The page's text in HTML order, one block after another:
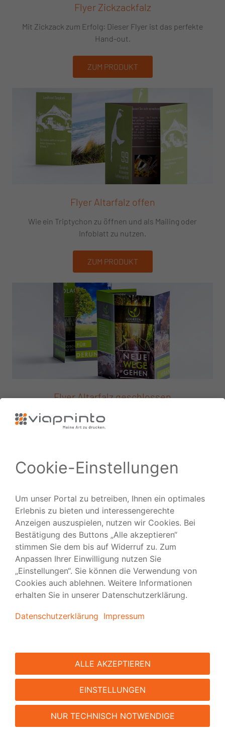
Flyer Zickzackfalz
Mit Zickzack zum Erfolg: Dieser Flyer ist das perfekte
Hand-out.
ZUM PRODUKT
Flyer Altarfalz offen
Wie ein Triptychon zu öffnen und als Mailing oder
Infoblatt zu nutzen.
ZUM PRODUKT
Flyer Altarfalz geschlossen
Die außergewöhnliche Falzung baut Spannung beim
Aufklappen auf.
Flyer Kreuzfalz
Design.
ZUM PRODUKT